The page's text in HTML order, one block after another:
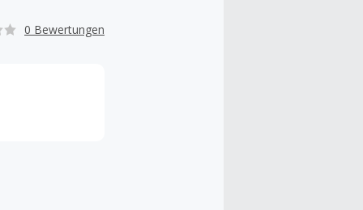
0 Bewertungen